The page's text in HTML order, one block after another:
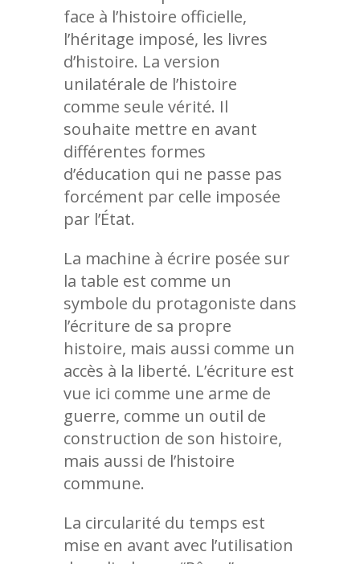
face à l’histoire officielle,
l’héritage imposé, les livres
d’histoire. La version
unilatérale de l’histoire
comme seule vérité. Il
souhaite mettre en avant
différentes formes
d’éducation qui ne passe pas
forcément par celle imposée
par l’État.
La machine à écrire posée sur
la table est comme un
symbole du protagoniste dans
l’écriture de sa propre
histoire, mais aussi comme un
accès à la liberté. L’écriture est
vue ici comme une arme de
guerre, comme un outil de
construction de son histoire,
mais aussi de l’histoire
commune.
La circularité du temps est
mise en avant avec l’utilisation